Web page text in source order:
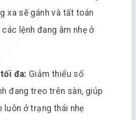
xa sẽ gánh và tất toán
các lệnh đang âm nhẹ ở
đa: Giảm thiểu số
đang treo trên sàn, giúp
luôn ở trạng thái nhẹ